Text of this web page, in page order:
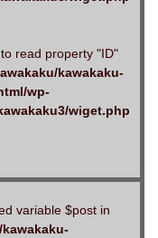
read property "ID"
kawakaku-
wp-
wiget.php
variable $post in